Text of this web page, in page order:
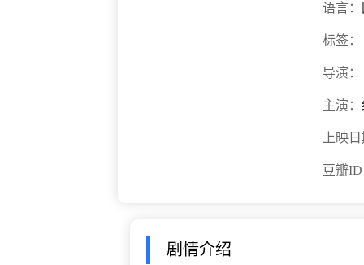
语言：
标签：
导演：
主演：
上映
豆瓣
剧情介绍